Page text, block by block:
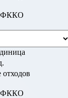
ФККО
ФККО